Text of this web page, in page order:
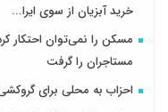
خرید آبزیان از سوی ایرا...
مسکن را نمی‌توان احتکار
مستاجران را گرفت
احزاب به محلی برای